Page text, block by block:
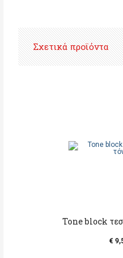
Σχετικά προϊόντα
Τοne block
€